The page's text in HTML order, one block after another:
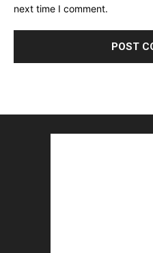
next time I comment.